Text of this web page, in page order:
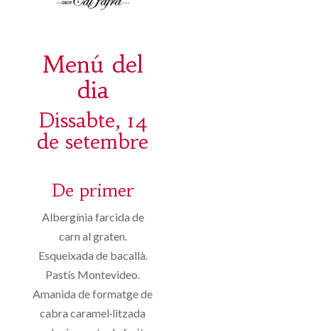
Menú del
dia
Dissabte, 14
de setembre
De primer
Albergínia farcida de
carn al graten.
Esqueixada de bacallà.
Pastís Montevideo.
Amanida de formatge de
cabra caramel·litzada